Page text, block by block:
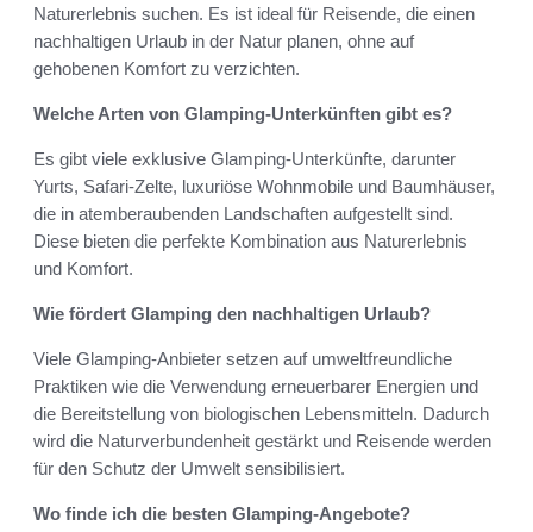
Naturerlebnis suchen. Es ist ideal für Reisende, die einen
nachhaltigen Urlaub in der Natur planen, ohne auf
gehobenen Komfort zu verzichten.
Welche Arten von Glamping-Unterkünften gibt es?
Es gibt viele exklusive Glamping-Unterkünfte, darunter
Yurts, Safari-Zelte, luxuriöse Wohnmobile und Baumhäuser,
die in atemberaubenden Landschaften aufgestellt sind.
Diese bieten die perfekte Kombination aus Naturerlebnis
und Komfort.
Wie fördert Glamping den nachhaltigen Urlaub?
Viele Glamping-Anbieter setzen auf umweltfreundliche
Praktiken wie die Verwendung erneuerbarer Energien und
die Bereitstellung von biologischen Lebensmitteln. Dadurch
wird die Naturverbundenheit gestärkt und Reisende werden
für den Schutz der Umwelt sensibilisiert.
Wo finde ich die besten Glamping-Angebote?